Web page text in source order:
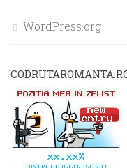
WordPress.org